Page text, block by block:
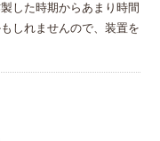
した時期からあまり時間
しれませんので、装置を